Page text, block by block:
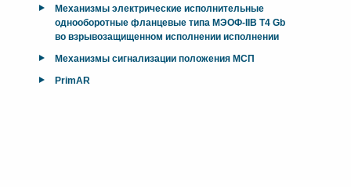
Механизмы электрические исполнительные
однооборотные фланцевые типа МЭОФ-IIB T4 Gb
во взрывозащищенном исполнении исполнении
Механизмы сигнализации положения МСП
PrimAR